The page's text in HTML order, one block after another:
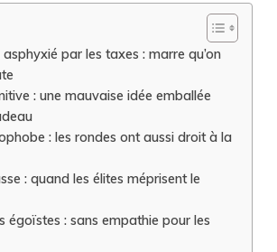
par les taxes : marre qu’on
: une mauvaise idée emballée
: les rondes ont aussi droit à la
: quand les élites méprisent le
égoïstes : sans empathie pour les